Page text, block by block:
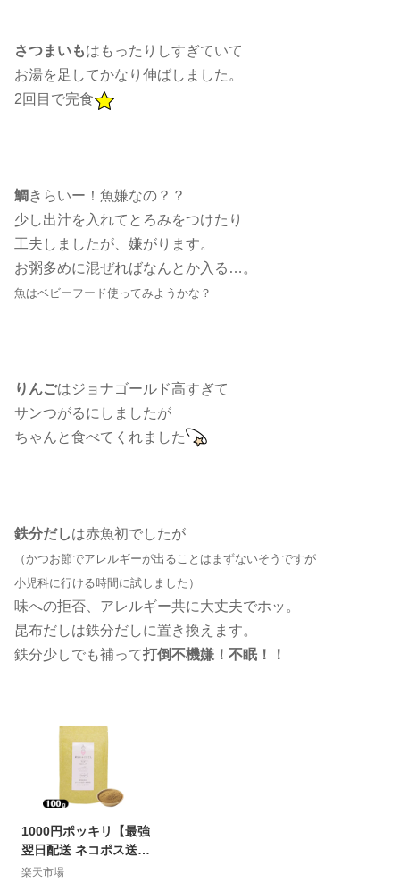
さつまいもはもったりしすぎていて
お湯を足してかなり伸ばしました。
2回目で完食
鯛 きらいー！魚嫌なの？？
少し出汁を入れてとろみをつけたり
工夫しましたが、嫌がります。
お粥多めに混ぜればなんとか入る…。
魚はベビーフード使ってみようかな？
りんごはジョナゴールド高すぎて
サンつがるにしましたが
ちゃんと食べてくれました
鉄分だしは赤魚初でしたが
（かつお節でアレルギーが出ることはまずないそうですが
小児科に行ける時間に試しました）
味への拒否、アレルギー共に大丈夫でホッ。
昆布だしは鉄分だしに置き換えます。
鉄分少しでも補って打倒不機嫌！不眠！！
1000円ポッキリ【最強
翌日配送 ネコポス送料
無料】【粉末だし】
楽天市場